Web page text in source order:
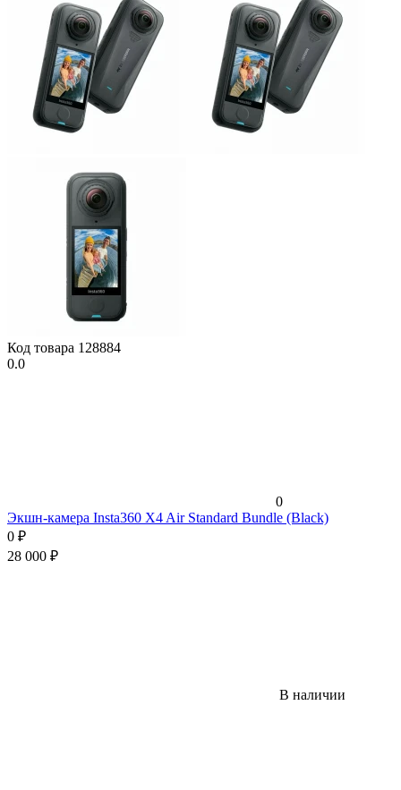
Код товара 128884
0.0
0
Экшн-камера Insta360 X4 Air Standard Bundle (Black)
0 ₽
28 000 ₽
В наличии